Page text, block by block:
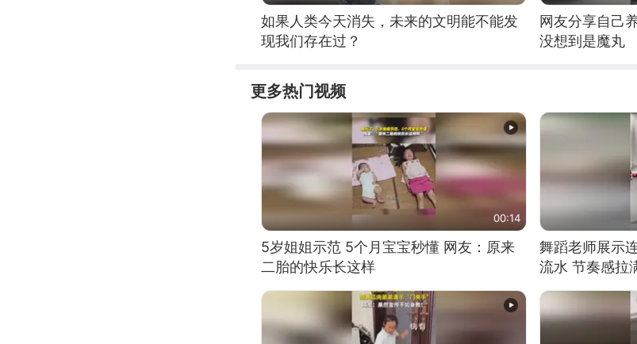
如果人类今天消失，未来的文明能不能发
现我们存在过？
网友分享自己
没想到是魔丸
更多热门视频
00:14
5岁姐姐示范 5个月宝宝秒懂 网友：原来
二胎的快乐长这样
舞蹈老师展示
流水 节奏感拉